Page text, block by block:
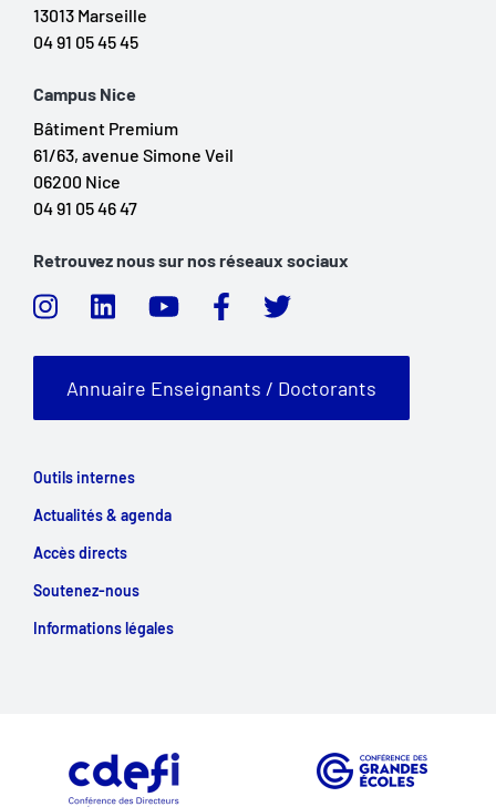
13013 Marseille
04 91 05 45 45
Campus Nice
Bâtiment Premium
61/63, avenue Simone Veil
06200 Nice
04 91 05 46 47
Retrouvez nous sur nos réseaux sociaux
Annuaire Enseignants / Doctorants
Outils internes
Actualités & agenda
Accès directs
Soutenez-nous
Informations légales